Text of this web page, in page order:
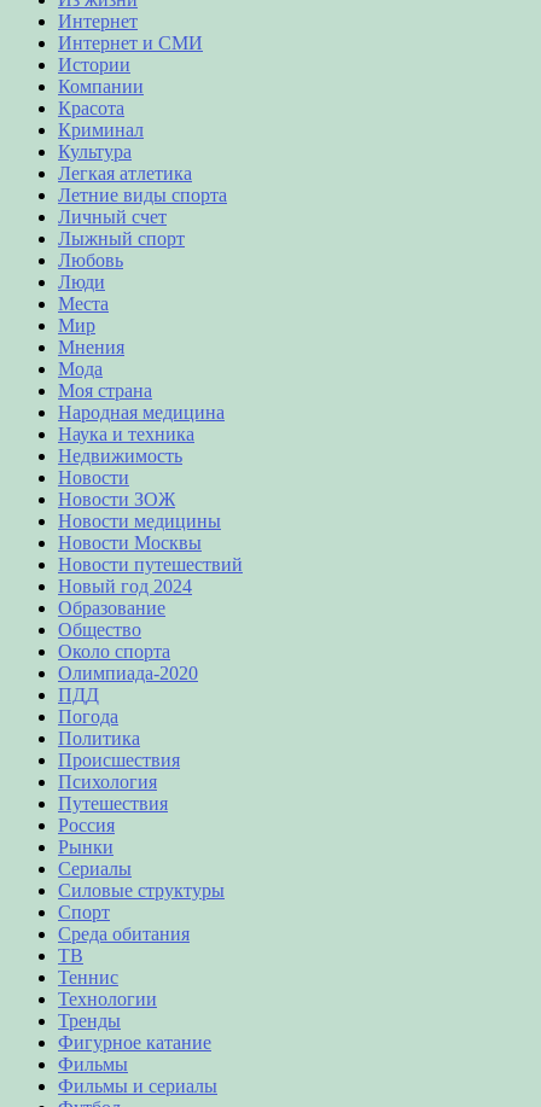
Интернет
Интернет и СМИ
Истории
Компании
Красота
Криминал
Культура
Легкая атлетика
Летние виды спорта
Личный счет
Лыжный спорт
Любовь
Люди
Места
Мир
Мнения
Мода
Моя страна
Народная медицина
Наука и техника
Недвижимость
Новости
Новости ЗОЖ
Новости медицины
Новости Москвы
Новости путешествий
Новый год 2024
Образование
Общество
Около спорта
Олимпиада-2020
ПДД
Погода
Политика
Происшествия
Психология
Путешествия
Россия
Рынки
Сериалы
Силовые структуры
Спорт
Среда обитания
ТВ
Теннис
Технологии
Тренды
Фигурное катание
Фильмы
Фильмы и сериалы